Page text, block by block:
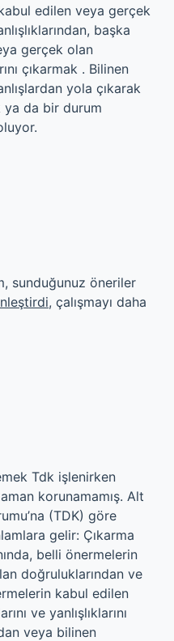
edilen veya gerçek
başka
gerçek olan
çıkarmak . Bilinen
yola çıkarak
ya da bir durum
sunduğunuz öneriler
, çalışmayı daha
Tdk işlenirken
korunamamış. Alt
(TDK) göre
gelir: Çıkarma
belli önermelerin
doğruluklarından ve
kabul edilen
ve yanlışlıklarını
veya bilinen